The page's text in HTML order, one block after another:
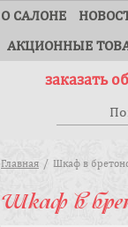
О САЛОНЕ
АКЦИОННЫЕ
заказать
Главная Шкаф в
Шкаф в